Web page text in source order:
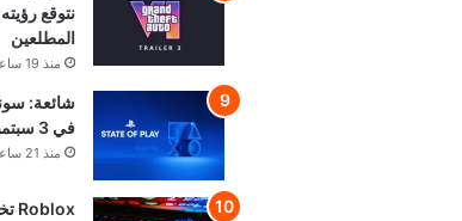
نتوقع
المطلعين
منذ 19 ساعة
في 3 سبتمبر
منذ 21 ساعة